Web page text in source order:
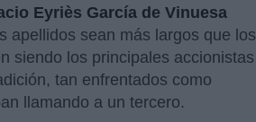
Eyriès García de Vinuesa
apellidos sean más largos que los
siendo los principales accionistas
tan enfrentados como
llamando a un tercero.